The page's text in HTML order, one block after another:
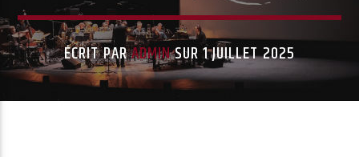
Titre diffusé :
ÉCRIT PARADMINSUR 1 JUILLET 2025